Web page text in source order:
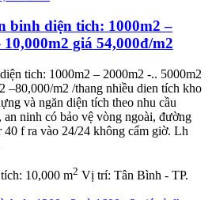
binh diện tich: 1000m2 –
giá 54,000đ/m2
tich: 1000m2 – 2000m2 -.. 5000m2
–80,000/m2 /thang nhiều dien tích kho
và ngăn diện tích theo nhu cầu
ninh có bảo vệ vòng ngoài, đường
40 f ra vào 24/24 không cấm giờ. Lh
10,000 m2 Vị trí: Tân Bình - TP.